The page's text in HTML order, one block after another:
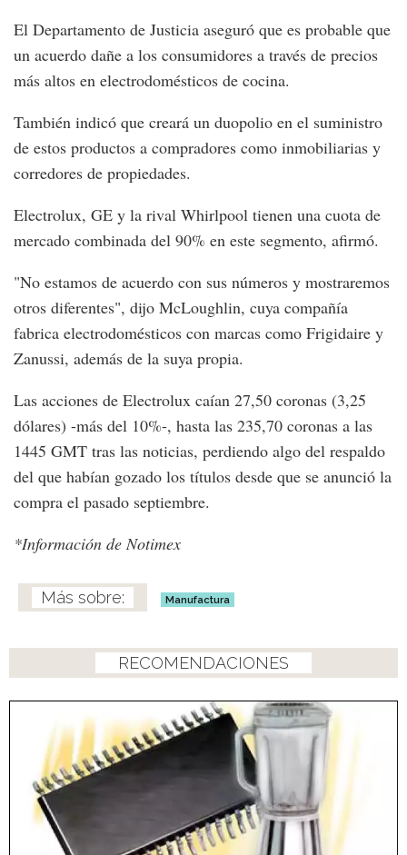
El Departamento de Justicia aseguró que es probable que
un acuerdo dañe a los consumidores a través de precios
más altos en electrodomésticos de cocina.
También indicó que creará un duopolio en el suministro
de estos productos a compradores como inmobiliarias y
corredores de propiedades.
Electrolux, GE y la rival Whirlpool tienen una cuota de
mercado combinada del 90% en este segmento, afirmó.
"No estamos de acuerdo con sus números y mostraremos
otros diferentes", dijo McLoughlin, cuya compañía
fabrica electrodomésticos con marcas como Frigidaire y
Zanussi, además de la suya propia.
Las acciones de Electrolux caían 27,50 coronas (3,25
dólares) -más del 10%-, hasta las 235,70 coronas a las
1445 GMT tras las noticias, perdiendo algo del respaldo
del que habían gozado los títulos desde que se anunció la
compra el pasado septiembre.
*Información de Notimex
Manufactura
RECOMENDACIONES